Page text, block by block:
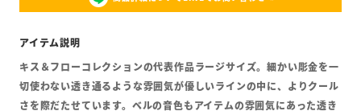
キス＆フローコレクションの代表作品ラージサイズ。細かい彫金を一
切使わない透き通るような雰囲気が優しいラインの中に、よりクール
さを際だたせています。ベルの音色もアイテムの雰囲気にあった透き